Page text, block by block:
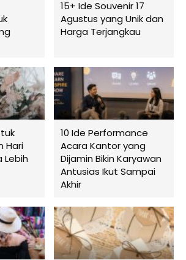
15+ Ide Souvenir 17
Agustus yang Unik dan
Harga Terjangkau
Hari
Lebih
10 Ide Performance
Acara Kantor yang
Dijamin Bikin Karyawan
Antusias Ikut Sampai
Akhir